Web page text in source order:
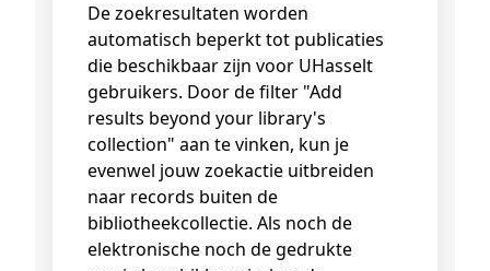
De zoekresultaten worden
automatisch beperkt tot publicaties
die beschikbaar zijn voor UHasselt
gebruikers. Door de filter "Add
results beyond your library's
collection" aan te vinken, kun je
evenwel jouw zoekactie uitbreiden
naar records buiten de
bibliotheekcollectie. Als noch de
elektronische noch de gedrukte